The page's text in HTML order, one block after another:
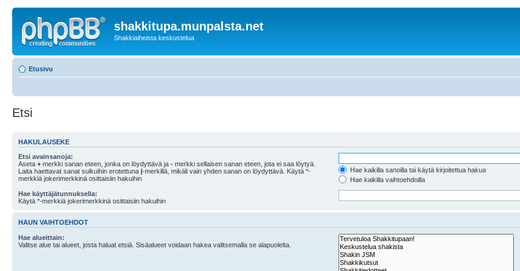
shakkitupa.munpalsta.net
Shakkiaiheista keskustelua
Etusivu
Etsi
HAKULAUSEKE
Etsi avainsanoja:
Aseta + merkki sanan eteen, jonka on löydyttävä ja - merkki sellaisen sanan eteen, jota ei saa löytyä.
Laita haettavat sanat sulkuihin erotettuna |-merkillä, mikäli vain yhden sanan on löydyttävä. Käytä *-
merkkiä jokerimerkkinä osittaisiin hakuihin
Hae kaikilla sanoilla tai käytä kirjoitettua hakua
Hae kaikilla vaihtoehdoilla
Hae käyttäjätunnuksella:
Käytä *-merkkiä jokerimerkkinä osittaisiin hakuihin
HAUN VAIHTOEHDOT
Hae alueittain:
Valitse alue tai alueet, josta haluat etsiä. Sisäalueet voidaan hakea valitsemalla se alapuolelta.